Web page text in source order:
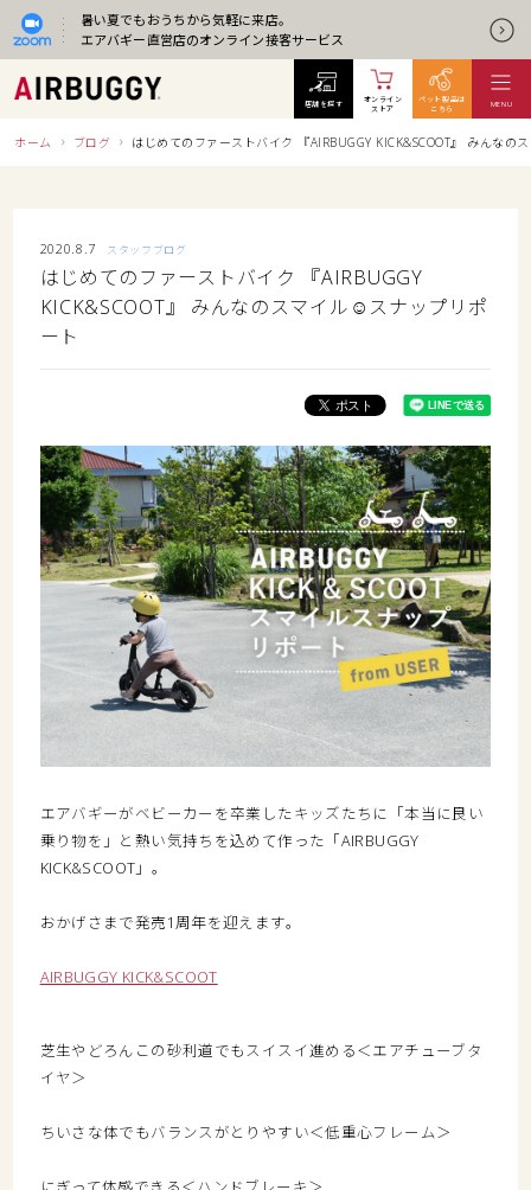
暑い夏でもおうちから気軽に来店。
エアバギー直営店のオンライン接客サービス
ホーム ブログ はじめてのファーストバイク 『AIRBUGGY KICK&SCOOT』 みんなの
2020.8.7 スタッフブログ
はじめてのファーストバイク 『AIRBUGGY
KICK&SCOOT』 みんなのスマイル☺スナップリポ
ート
エアバギーがベビーカーを卒業したキッズたちに「本当に良い
乗り物を」と熱い気持ちを込めて作った「AIRBUGGY
KICK&SCOOT」。
おかげさまで発売1周年を迎えます。
AIRBUGGY KICK&SCOOT
芝生やどろんこの砂利道でもスイスイ進める＜エアチューブタ
イヤ＞
ちいさな体でもバランスがとりやすい＜低重心フレーム＞
店舗を探す
オンライン
ストア
ペット製品は
こちら
MENU